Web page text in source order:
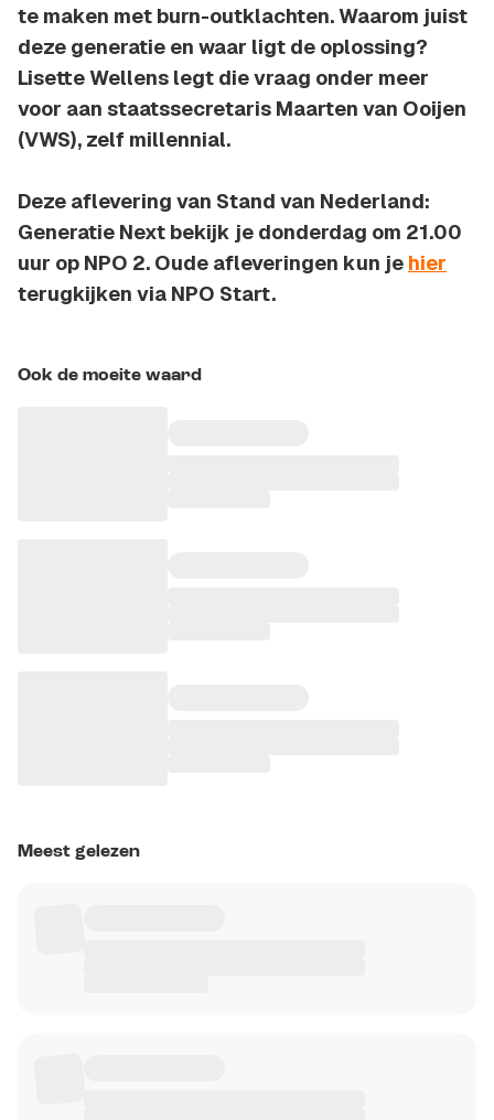
te maken met burn-outklachten. Waarom juist
deze generatie en waar ligt de oplossing?
Lisette Wellens legt die vraag onder meer
voor aan staatssecretaris Maarten van Ooijen
(VWS), zelf millennial.
Deze aflevering van Stand van Nederland:
Generatie Next bekijk je donderdag om 21.00
uur op NPO 2. Oude afleveringen kun je hier
terugkijken via NPO Start.
Ook de moeite waard
Meest gelezen